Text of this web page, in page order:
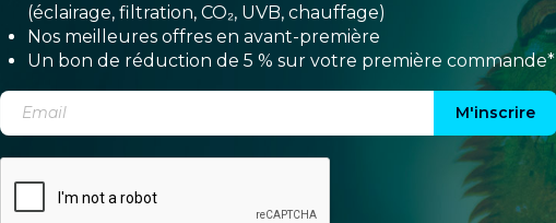
(éclairage, filtration, CO₂, UVB, chauffage)
Nos meilleures offres en avant-première
Un bon de réduction de 5 % sur votre première commande*
M'inscrire